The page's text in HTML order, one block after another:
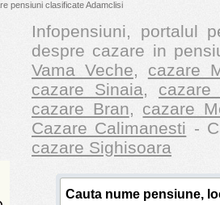
pensiuni clasificate Adamclisi
Infopensiuni, portalul
despre cazare in
Vama Veche, cazare
cazare Sinaia, cazare
cazare Bran, cazare
Cazare Calimanesti -
cazare Sighisoara